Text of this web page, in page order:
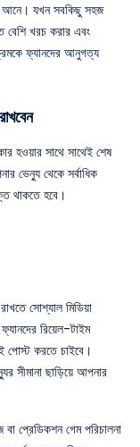
আনে। যখন সবকিছু সহজ
বেশি খরচ করার এবং
ফ্যানদের আনুগত্য
হওয়ার সাথে সাথেই শেষ
ভেন্যু থেকে সর্বাধিক
থাকতে হবে।
সোশ্যাল মিডিয়া
রিয়েল-টাইম
পোস্ট করতে চাইবে।
সীমানা ছাড়িয়ে আপনার
গেম পরিচালনা